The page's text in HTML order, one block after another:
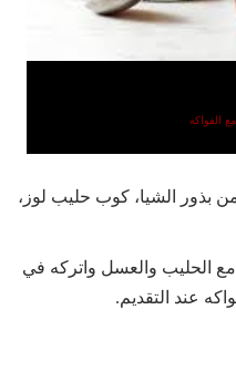
الفواكه
كبيرة من بذور الشيا، كوب حليب لوز،
مع الحليب والعسل واتركه في